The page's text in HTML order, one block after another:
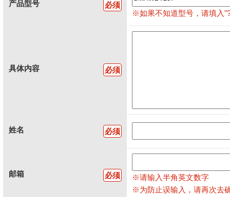
产品型号
必须
※如果不知道型号，请填入
具体内容 必须
姓名 必须
邮箱 必须
※请输入半角英文数字
※为防止误输入，请再次去